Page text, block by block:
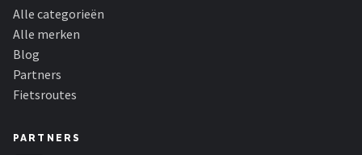
Alle categorieën
Alle merken
Blog
Partners
Fietsroutes
PARTNERS